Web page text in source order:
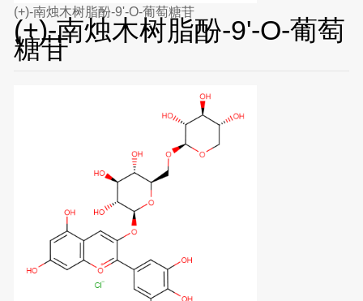
(+)-南烛木树脂酚-9'-O-葡萄糖苷
(+)-南烛木树脂酚-9'-O-葡萄
糖苷